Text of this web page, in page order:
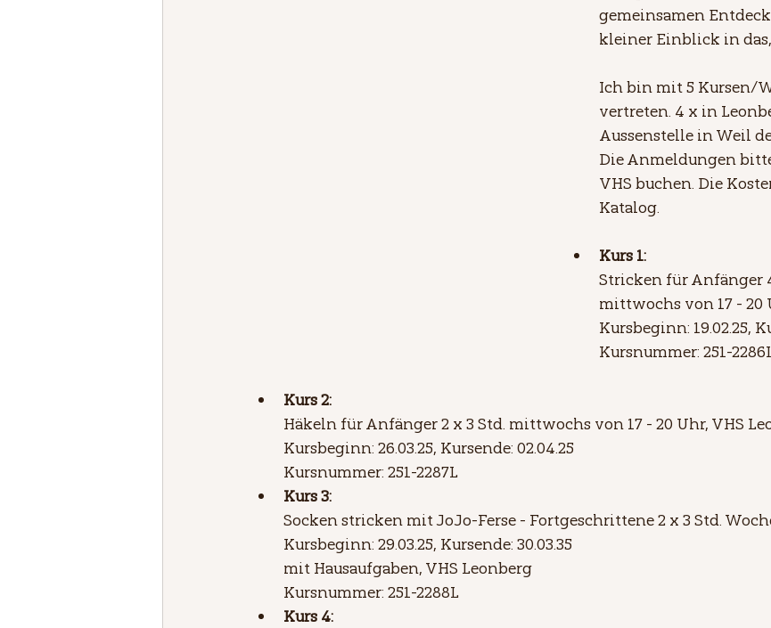
gemeinsamen
kleiner Einblick in
Ich bin mit 5 Kursen/
vertreten. 4 x in
Aussenstelle in Weil
Die Anmeldungen
VHS buchen. Die
Katalog.
Kurs 1:
Stricken für Anfänger
mittwochs von 17 - 20
Kursbeginn: 19.02.25,
Kursnummer: 251-
Kurs 2:
Häkeln für Anfänger 2 x 3 Std. mittwochs von 17 - 20 Uhr, VHS
Kursbeginn: 26.03.25, Kursende: 02.04.25
Kursnummer: 251-2287L
Kurs 3:
Socken stricken mit JoJo-Ferse - Fortgeschrittene 2 x 3 Std.
Kursbeginn: 29.03.25, Kursende: 30.03.35
mit Hausaufgaben, VHS Leonberg
Kursnummer: 251-2288L
Kurs 4: